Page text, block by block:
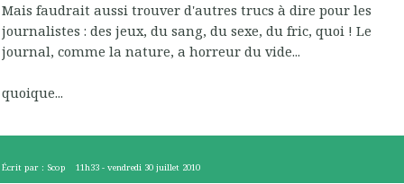
Mais faudrait aussi trouver d'autres trucs à dire pour les
journalistes : des jeux, du sang, du sexe, du fric, quoi ! Le
journal, comme la nature, a horreur du vide...
quoique...
Écrit par : Scop 11h33 -vendredi 30 juillet 2010